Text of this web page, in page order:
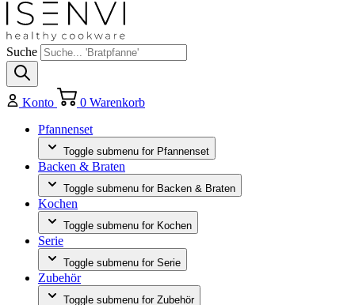
Suche
Konto 0 Warenkorb
Pfannenset
Toggle submenu for Pfannenset
Backen & Braten
Toggle submenu for Backen & Braten
Kochen
Toggle submenu for Kochen
Serie
Toggle submenu for Serie
Zubehör
Toggle submenu for Zubehör